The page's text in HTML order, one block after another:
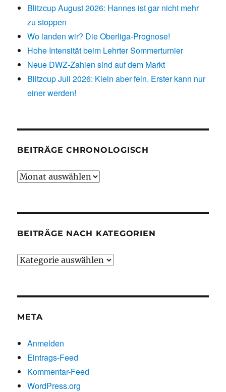
Blitzcup August 2026: Hannes ist gar nicht mehr
zu stoppen
Wo landen wir? Die Oberliga-Prognose!
Hohe Intensität beim Lehrter Sommerturnier
Neue DWZ-Zahlen sind auf dem Markt
Blitzcup Juli 2026: Klein aber fein. Erster kann nur
einer werden!
BEITRÄGE CHRONOLOGISCH
Beiträge
BEITRÄGE NACH KATEGORIEN
Beiträge
META
Anmelden
Eintrags-Feed
Kommentar-Feed
WordPress.org